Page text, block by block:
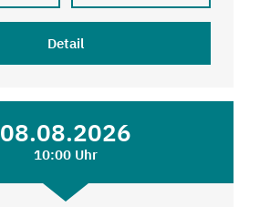
Detail
08.08.2026
10:00 Uhr